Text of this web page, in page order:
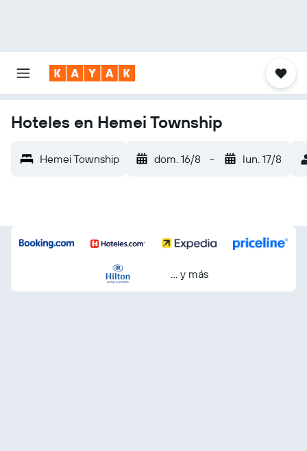
Hoteles en Hemei Township
Hemei Township dom. 16/8 - lun. 17/8
… y más